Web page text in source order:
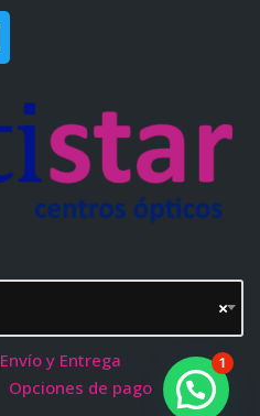
×
Envío y Entrega
Opciones de pago
1